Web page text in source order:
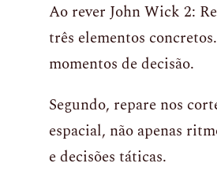
Ao rever John Wick 2:
três elementos
momentos de decisão.
Segundo, repare nos
espacial, não apenas
e decisões táticas.